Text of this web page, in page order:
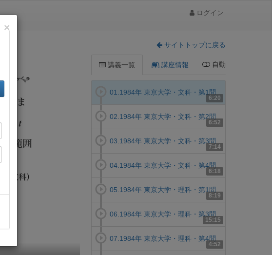
ログイン
サイトトップに戻る
講義一覧 講座情報 自動
6:20
01.1984年 東京大学・文科・第1問
6:52
02.1984年 東京大学・文科・第2問
7:14
03.1984年 東京大学・文科・第3問
6:18
04.1984年 東京大学・文科・第4問
8:19
05.1984年 東京大学・理科・第1問
15:15
06.1984年 東京大学・理科・第3問
4:52
07.1984年 東京大学・理科・第4問
×